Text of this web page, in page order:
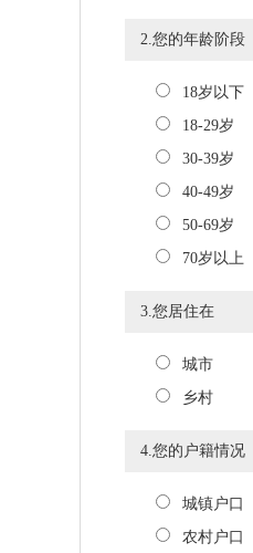
2.您的年龄阶段
18岁以下
18-29岁
30-39岁
40-49岁
50-69岁
70岁以上
3.您居住在
城市
乡村
4.您的户籍情况
城镇户口
农村户口